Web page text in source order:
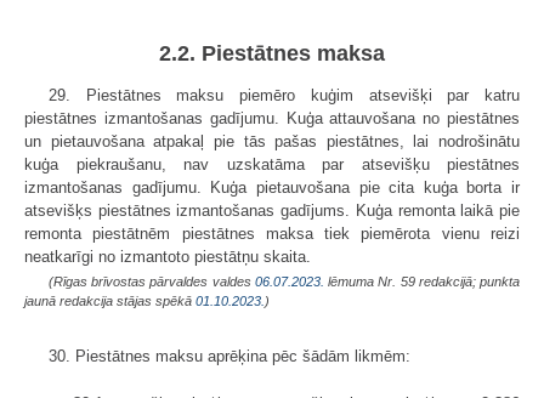
2.2. Piestātnes maksa
29. Piestātnes maksu piemēro kuģim atsevišķi par katru
piestātnes izmantošanas gadījumu. Kuģa attauvošana no piestātnes
un pietauvošana atpakaļ pie tās pašas piestātnes, lai nodrošinātu
kuģa piekraušanu, nav uzskatāma par atsevišķu piestātnes
izmantošanas gadījumu. Kuģa pietauvošana pie cita kuģa borta ir
atsevišķs piestātnes izmantošanas gadījums. Kuģa remonta laikā pie
remonta piestātnēm piestātnes maksa tiek piemērota vienu reizi
neatkarīgi no izmantoto piestātņu skaita.
(Rīgas brīvostas pārvaldes valdes 06.07.2023. lēmuma Nr. 59 redakcijā; punkta
jaunā redakcija stājas spēkā 01.10.2023. )
30. Piestātnes maksu aprēķina pēc šādām likmēm: